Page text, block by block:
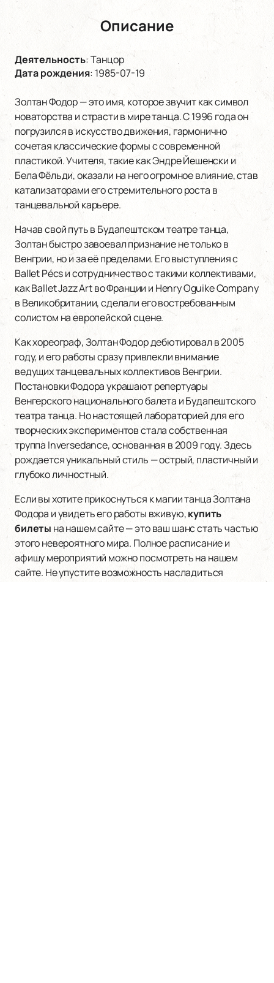
Описание
Деятельность:Танцор
Дата рождения: 1985-07-19
Золтан Фодор — это имя, которое звучит как символ
новаторства и страсти в мире танца. С 1996 года он
погрузился в искусство движения, гармонично
сочетая классические формы с современной
пластикой. Учителя, такие как Эндре Йешенски и
Бела Фёльди, оказали на него огромное влияние, став
катализаторами его стремительного роста в
танцевальной карьере.
Начав свой путь в Будапештском театре танца,
Золтан быстро завоевал признание не только в
Венгрии, но и за её пределами. Его выступления с
Ballet Pécs и сотрудничество с такими коллективами,
как Ballet Jazz Art во Франции и Henry Oguike Company
в Великобритании, сделали его востребованным
солистом на европейской сцене.
Как хореограф, Золтан Фодор дебютировал в 2005
году, и его работы сразу привлекли внимание
ведущих танцевальных коллективов Венгрии.
Постановки Фодора украшают репертуары
Венгерского национального балета и Будапештского
театра танца. Но настоящей лабораторией для его
творческих экспериментов стала собственная
труппа Inversedance, основанная в 2009 году. Здесь
рождается уникальный стиль — острый, пластичный и
глубоко личностный.
Если вы хотите прикоснуться к магии танца Золтана
Фодора и увидеть его работы вживую,купить
билеты на нашем сайте — это ваш шанс стать частью
этого невероятного мира. Полное расписание и
афишу мероприятий можно посмотреть на нашем
сайте. Не упустите возможность насладиться